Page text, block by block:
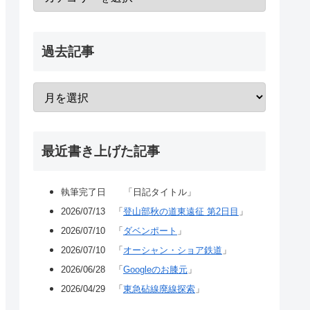
過去記事
最近書き上げた記事
執筆完了日 「日記タイトル」
2026/07/13 「 登山部秋の道東遠征 第2日目 」
2026/07/10 「 ダベンポート 」
2026/07/10 「 オーシャン・ショア鉄道 」
2026/06/28 「 Googleのお膝元 」
2026/04/29 「 東急砧線廃線探索 」